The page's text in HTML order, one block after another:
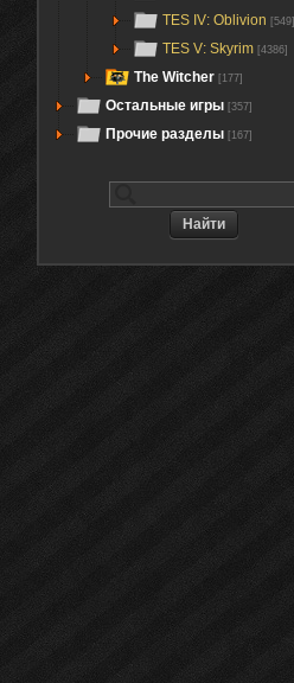
TES IV: Oblivion [549]
TES V: Skyrim [4386]
The Witcher [177]
Остальные игры [357]
Прочие разделы [167]